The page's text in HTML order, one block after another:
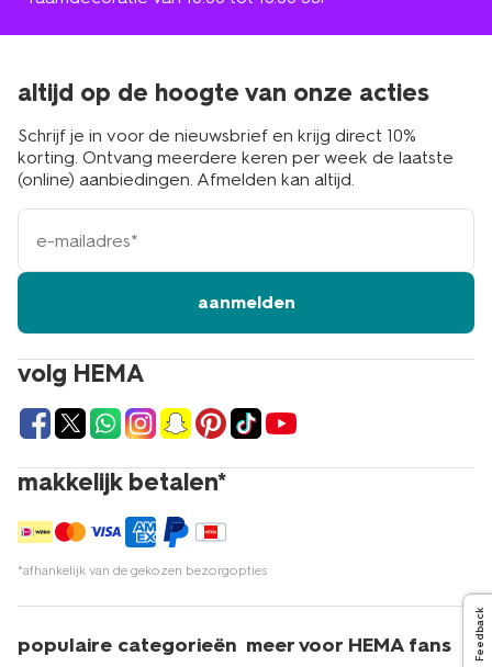
Feedback
volg HEMA
makkelijk betalen*
*afhankelijk van de gekozen bezorgopties
altijd op de hoogte van onze acties
Schrijf je in voor de nieuwsbrief en krijg direct 10%
korting. Ontvang meerdere keren per week de laatste
(online) aanbiedingen. Afmelden kan altijd.
e-
mailadres
aanmelden
populaire categorieën meer voor HEMA fans